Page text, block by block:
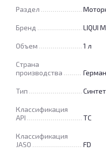
Раздел
Бренд LIQUI
Объем 1 л
Страна
производства
Тип
Классификация
API
TC
Классификация
JASO
FD